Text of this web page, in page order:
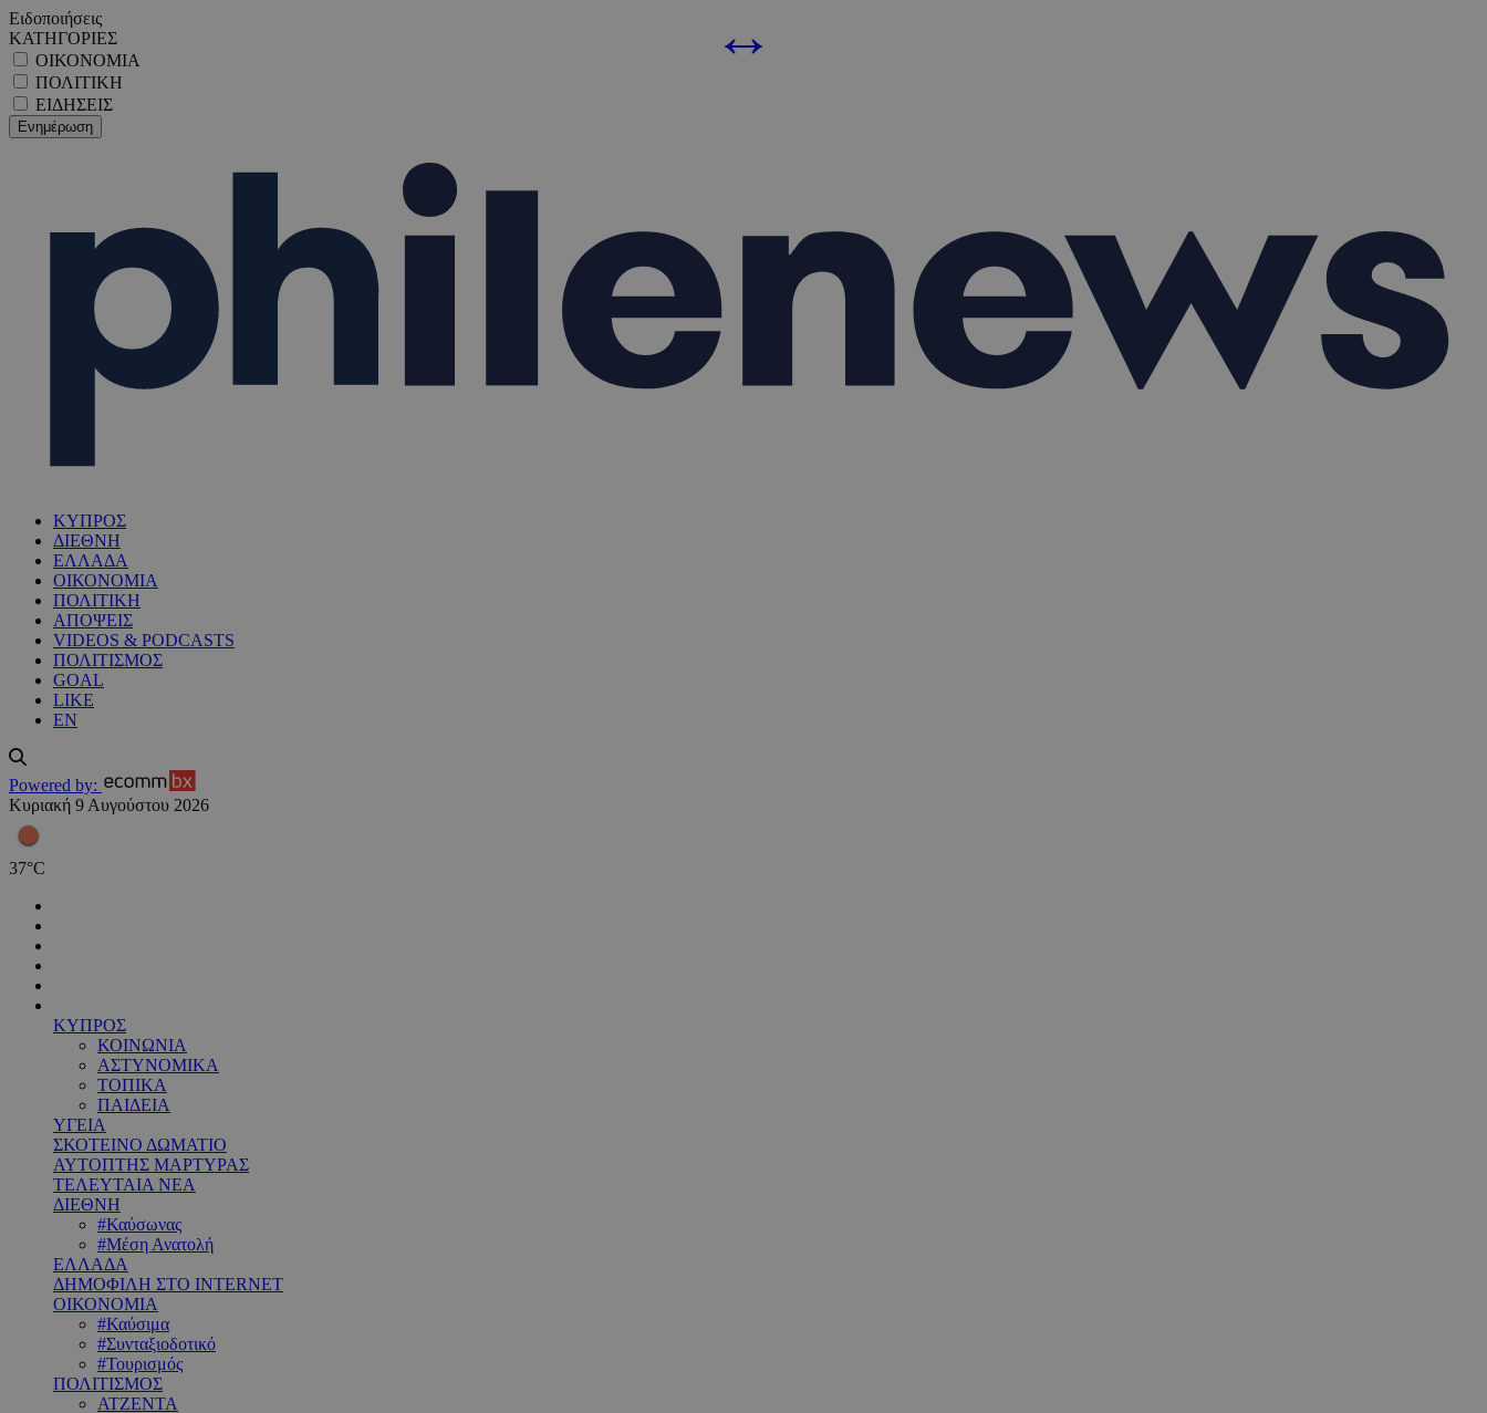
Ειδοποιήσεις
ΚΑΤΗΓΟΡΙΕΣ
ΟΙΚΟΝΟΜΙΑ
ΠΟΛΙΤΙΚΗ
ΕΙΔΗΣΕΙΣ
ΚΥΠΡΟΣ
ΔΙΕΘΝΗ
ΕΛΛΑΔΑ
ΟΙΚΟΝΟΜΙΑ
ΠΟΛΙΤΙΚΗ
ΑΠΟΨΕΙΣ
VIDEOS & PODCASTS
ΠΟΛΙΤΙΣΜΟΣ
GOAL
LIKE
EN
Powered by:
Κυριακή 9 Αυγούστου 2026
37°C
ΚΥΠΡΟΣ
ΚΟΙΝΩΝΙΑ
ΑΣΤΥΝΟΜΙΚΑ
ΤΟΠΙΚΑ
ΠΑΙΔΕΙΑ
ΥΓΕΙΑ
ΣΚΟΤΕΙΝΟ ΔΩΜΑΤΙΟ
ΑΥΤΟΠΤΗΣ ΜΑΡΤΥΡΑΣ
ΤΕΛΕΥΤΑΙΑ ΝΕΑ
ΔΙΕΘΝΗ
#Καύσωνας
#Μέση Ανατολή
ΕΛΛΑΔΑ
ΔΗΜΟΦΙΛΗ ΣΤΟ INTERNET
ΟΙΚΟΝΟΜΙΑ
#Καύσιμα
#Συνταξιοδοτικό
#Τουρισμός
ΠΟΛΙΤΙΣΜΟΣ
ΑΤΖΕΝΤΑ